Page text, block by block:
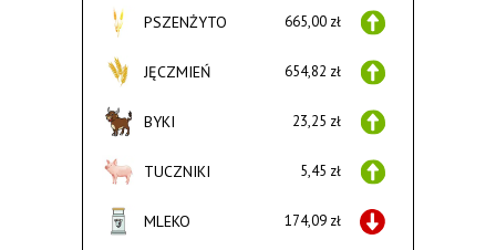
PSZENŻYTO 665,00 zł
JĘCZMIEŃ 654,82 zł
BYKI 23,25 zł
TUCZNIKI 5,45 zł
MLEKO 174,09 zł